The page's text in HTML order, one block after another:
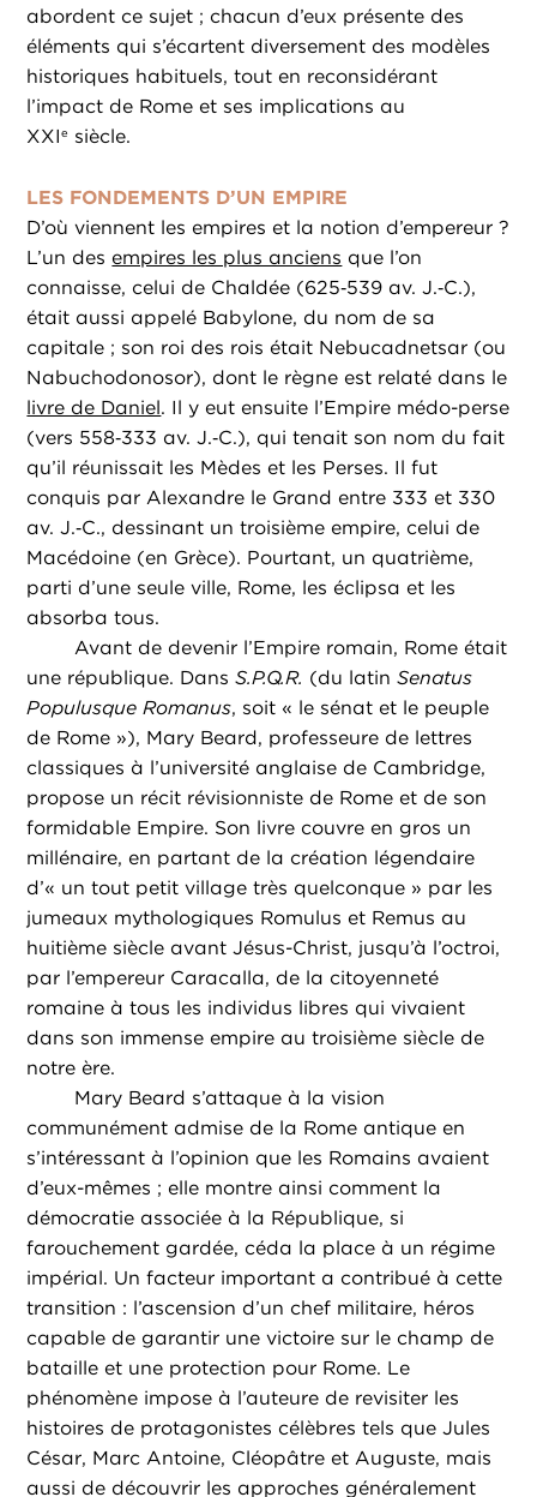
abordent ce sujet ; chacun d’eux présente des
éléments qui s’écartent diversement des modèles
historiques habituels, tout en reconsidérant
l’impact de Rome et ses implications au
XXIe siècle.
LES FONDEMENTS D’UN EMPIRE
D’où viennent les empires et la notion d’empereur ?
L’un des empires les plus anciens que l’on
connaisse, celui de Chaldée (625‑539 av. J.‑C.),
était aussi appelé Babylone, du nom de sa
capitale ; son roi des rois était Nebucadnetsar (ou
Nabuchodonosor), dont le règne est relaté dans le
livre de Daniel. Il y eut ensuite l’Empire médo-perse
(vers 558‑333 av. J.‑C.), qui tenait son nom du fait
qu’il réunissait les Mèdes et les Perses. Il fut
conquis par Alexandre le Grand entre 333 et 330
av. J.‑C., dessinant un troisième empire, celui de
Macédoine (en Grèce). Pourtant, un quatrième,
parti d’une seule ville, Rome, les éclipsa et les
absorba tous.
Avant de devenir l’Empire romain, Rome était
une république. DansS.P.Q.R. (du latinSenatus
Populusque Romanus, soit « le sénat et le peuple
de Rome »), Mary Beard, professeure de lettres
classiques à l’université anglaise de Cambridge,
propose un récit révisionniste de Rome et de son
formidable Empire. Son livre couvre en gros un
millénaire, en partant de la création légendaire
d’« un tout petit village très quelconque » par les
jumeaux mythologiques Romulus et Remus au
huitième siècle avant Jésus-Christ, jusqu’à l’octroi,
par l’empereur Caracalla, de la citoyenneté
romaine à tous les individus libres qui vivaient
dans son immense empire au troisième siècle de
notre ère.
Mary Beard s’attaque à la vision
communément admise de la Rome antique en
s’intéressant à l’opinion que les Romains avaient
d’eux-mêmes ; elle montre ainsi comment la
démocratie associée à la République, si
farouchement gardée, céda la place à un régime
impérial. Un facteur important a contribué à cette
transition : l’ascension d’un chef militaire, héros
capable de garantir une victoire sur le champ de
bataille et une protection pour Rome. Le
phénomène impose à l’auteure de revisiter les
histoires de protagonistes célèbres tels que Jules
César, Marc Antoine, Cléopâtre et Auguste, mais
aussi de découvrir les approches généralement